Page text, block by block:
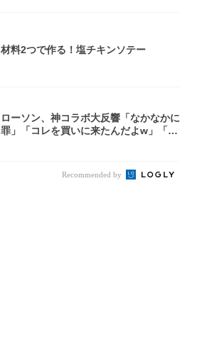
材料2つで作る！塩チキンソテー
ローソン、神コラボ大反響「なかなかに
罪」「コレを買いに来たんだよw」「３
Recommended by